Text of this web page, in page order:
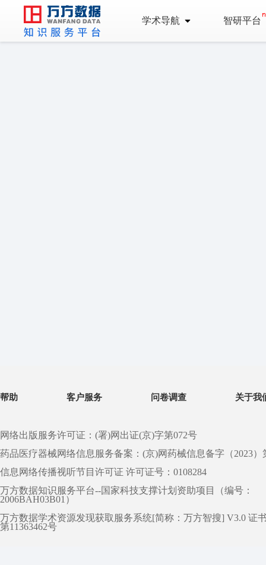
学术导航 智研平台
帮助 客户服务 问卷调查 关于我
网络出版服务许可证：(署)网出证(京)字第072号
药品医疗器械网络信息服务备案：(京)网药械信息备字（2023）
信息网络传播视听节目许可证 许可证号：0108284
万方数据知识服务平台--国家科技支撑计划资助项目（编号：
2006BAH03B01）
万方数据学术资源发现获取服务系统[简称：万方智搜] V3.0 证
第11363462号